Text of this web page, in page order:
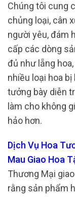
Chúng tôi cung
chủng loại, cân
người yêu, đám
cấp các dòng
đủ như lẵng
nhiều loại hoa
tưởng bày diễn
làm cho không
hảo hơn.
Dịch Vụ Hoa
Mau Giao Hoa
Thương Mại
rằng sản phẩm